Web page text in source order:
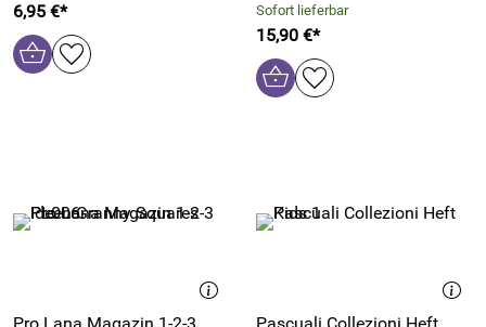
6,95 €* Sofort lieferbar
15,90 €*